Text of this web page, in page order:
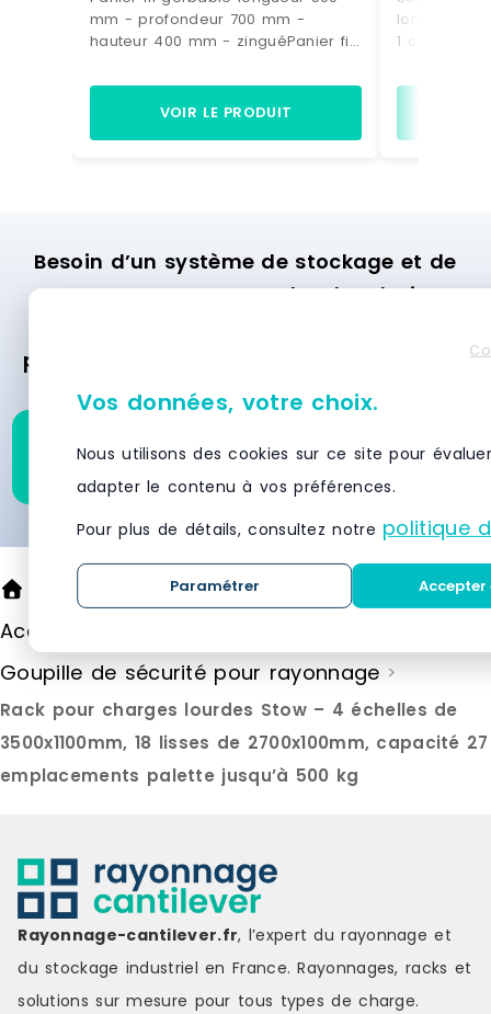
mm - profondeur 700 mm -
hauteur 400 mm - zinguéPanier fil
mmProfondeur 700 mmHauteur
400 mmFinition: zinguée Peut être
VOIR LE PRODUIT
longueur
1 coté
mm -
Besoin d’un système de stockage et de
rayonnage ? Demandez des devis
personnalisées des meilleurs fournisseurs
en moins de 24 heures.
Demandez un devis pour
ce produit
Rayonnage cantilever
Accessoires pour rayonnage
Goupille de sécurité pour rayonnage >
Rack pour charges lourdes Stow – 4 échelles de
3500x1100mm, 18 lisses de 2700x100mm, capacité 27
emplacements palette jusqu’à 500 kg
Vos données, votre choix.
Nous utilisons des cookies sur ce site pour
adapter le contenu à vos préférences.
Pour plus de détails, consultez notre politique
Paramétrer
Rayonnage-cantilever.fr, l’expert du rayonnage et
du stockage industriel en France. Rayonnages, racks et
solutions sur mesure pour tous types de charge.